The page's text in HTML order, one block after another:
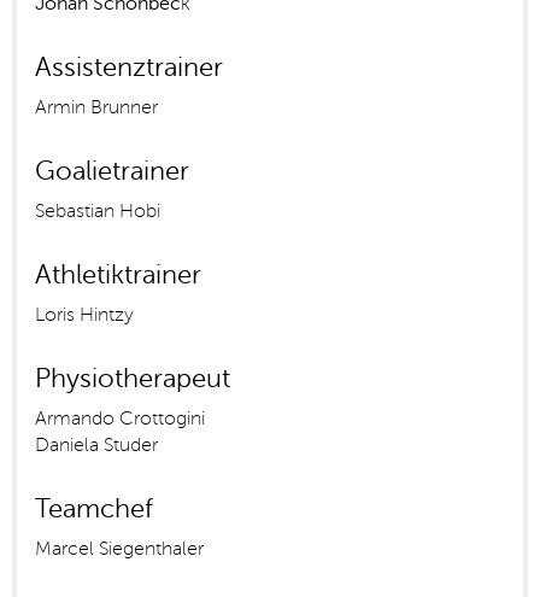
Assistenztrainer
Armin Brunner
Goalietrainer
Sebastian Hobi
Athletiktrainer
Loris Hintzy
Physiotherapeut
Armando Crottogini
Daniela Studer
Teamchef
Marcel Siegenthaler